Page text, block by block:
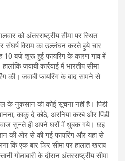
को अंतरराष्ट्रीय सीमा पर स्थित
संघर्ष विराम का उल्लंघन करते हुये चार
10 बजे शुरू हुई फायरिंग के कारण गांव में
जवाबी कार्रवाई में भारतीय सीमा
की। जवाबी फायरिंग के बाद सामने से
के नुकसान की कोई सूचना नहीं है। पिंडी
काकू दे कोठे, अरनिया कस्बे और पिंडी
सुनते ही अपने घरों में धुबक गये। छह
की ओर से की गई फायरिंग और यहां से
कि एक बार फिर सीमा पर हालात खराब
गोलाबारी के दौरान अंतरराष्ट्रीय सीमा